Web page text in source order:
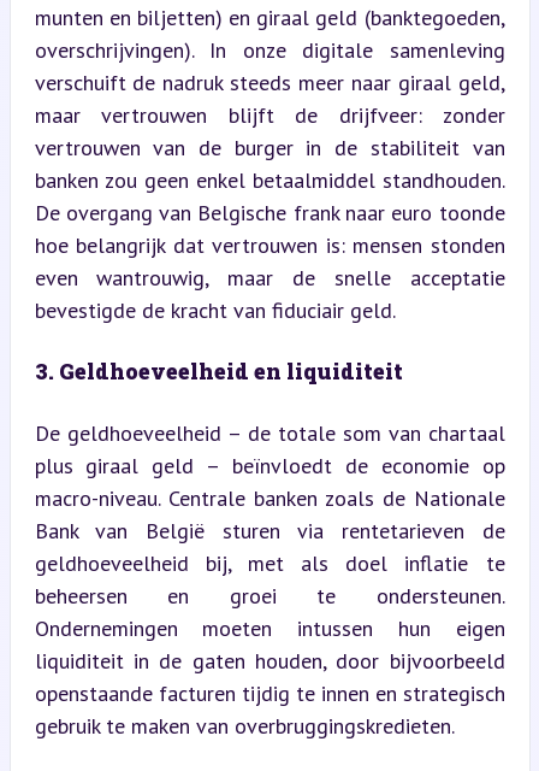
munten en biljetten) en giraal geld (banktegoeden,
overschrijvingen). In onze digitale samenleving
verschuift de nadruk steeds meer naar giraal geld,
maar vertrouwen blijft de drijfveer: zonder
vertrouwen van de burger in de stabiliteit van
banken zou geen enkel betaalmiddel standhouden.
De overgang van Belgische frank naar euro toonde
hoe belangrijk dat vertrouwen is: mensen stonden
even wantrouwig, maar de snelle acceptatie
bevestigde de kracht van fiduciair geld.
3. Geldhoeveelheid en liquiditeit
De geldhoeveelheid – de totale som van chartaal
plus giraal geld – beïnvloedt de economie op
macro-niveau. Centrale banken zoals de Nationale
Bank van België sturen via rentetarieven de
geldhoeveelheid bij, met als doel inflatie te
beheersen en groei te ondersteunen.
Ondernemingen moeten intussen hun eigen
liquiditeit in de gaten houden, door bijvoorbeeld
openstaande facturen tijdig te innen en strategisch
gebruik te maken van overbruggingskredieten.